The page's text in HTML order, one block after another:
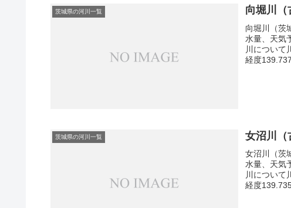
茨城県の河川一覧 向堀川（
向堀川（茨
水量、天気
川について
経度
茨城県の河川一覧 女沼川（
女沼川（茨
水量、天気
川について
経度